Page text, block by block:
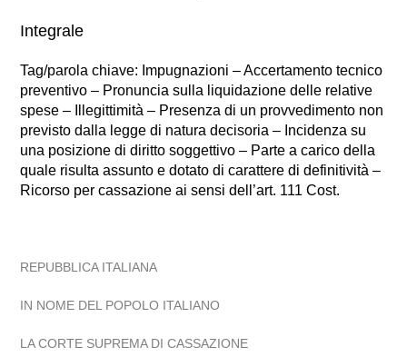
Integrale
Tag/parola chiave: Impugnazioni – Accertamento tecnico
preventivo – Pronuncia sulla liquidazione delle relative
spese – Illegittimità – Presenza di un provvedimento non
previsto dalla legge di natura decisoria – Incidenza su
una posizione di diritto soggettivo – Parte a carico della
quale risulta assunto e dotato di carattere di definitività –
Ricorso per cassazione ai sensi dell’art. 111 Cost.
REPUBBLICA ITALIANA
IN NOME DEL POPOLO ITALIANO
LA CORTE SUPREMA DI CASSAZIONE